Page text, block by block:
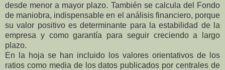
desde menor a mayor plazo. También se calcula del Fondo
de maniobra, indispensable en el análisis financiero, porque
su valor positivo es determinante para la estabilidad de la
empresa y como garantía para seguir creciendo a largo
plazo.
En la hoja se han incluido los valores orientativos de los
ratios como media de los datos publicados por centrales de